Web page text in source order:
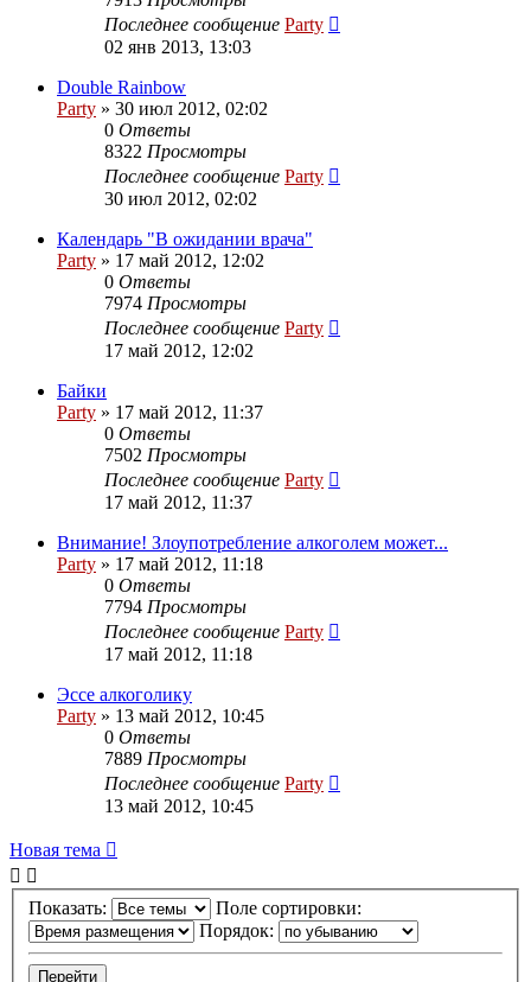
Последнее сообщение Party
02 янв 2013, 13:03
Double Rainbow
Party » 30 июл 2012, 02:02
0 Ответы
8322 Просмотры
Последнее сообщение Party
30 июл 2012, 02:02
Календарь "В ожидании врача"
Party » 17 май 2012, 12:02
0 Ответы
7974 Просмотры
Последнее сообщение Party
17 май 2012, 12:02
Байки
Party » 17 май 2012, 11:37
0 Ответы
7502 Просмотры
Последнее сообщение Party
17 май 2012, 11:37
Внимание! Злоупотребление алкоголем может...
Party » 17 май 2012, 11:18
0 Ответы
7794 Просмотры
Последнее сообщение Party
17 май 2012, 11:18
Эссе алкоголику
Party » 13 май 2012, 10:45
0 Ответы
7889 Просмотры
Последнее сообщение Party
13 май 2012, 10:45
Новая
тема
Новая тема
Показать:
Поле сортировки:
Порядок: